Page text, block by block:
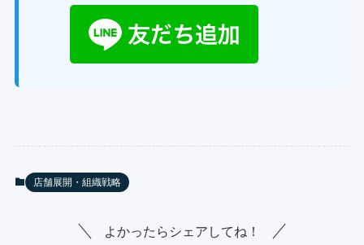
店舗展開・組織戦略
よかったらシェアしてね！